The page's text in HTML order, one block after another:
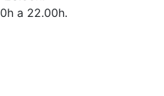
a 22.00h.